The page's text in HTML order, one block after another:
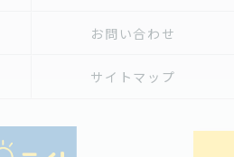
お問い合わせ
サイトマップ